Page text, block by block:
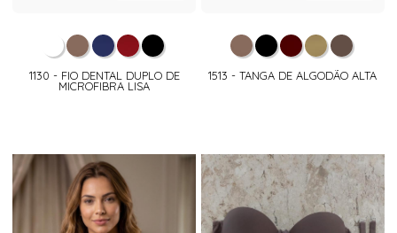
1130 - FIO DENTAL DUPLO DE
MICROFIBRA LISA
1513 - TANGA DE ALGODÃO ALTA